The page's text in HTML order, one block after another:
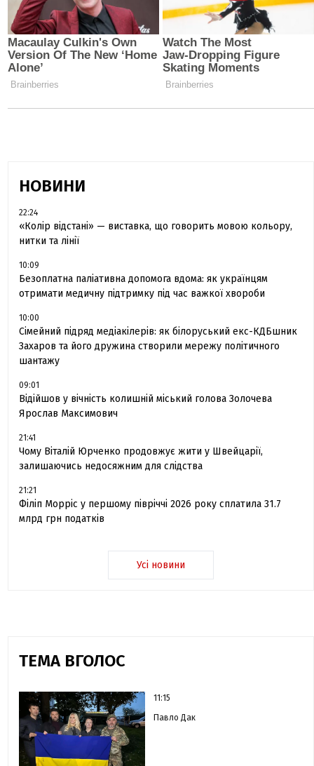
НОВИНИ
22:24
«Колір відстані» — виставка, що говорить мовою кольору,
нитки та лінії
10:09
Безоплатна паліативна допомога вдома: як українцям
отримати медичну підтримку під час важкої хвороби
10:00
Сімейний підряд медіакілерів: як білоруський екс-КДБшник
Захаров та його дружина створили мережу політичного
шантажу
09:01
Відійшов у вічність колишній міський голова Золочева
Ярослав Максимович
21:41
Чому Віталій Юрченко продовжує жити у Швейцарії,
залишаючись недосяжним для слідства
21:21
Філіп Морріс у першому півріччі 2026 року сплатила 31.7
млрд грн податків
Усі новини
ТЕМА ВГОЛОС
11:15
Павло Дак